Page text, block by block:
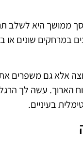
ממושך היא לשלב
שונים או
אלא גם משפרים
הארוך. עשה לך
בעיניים.